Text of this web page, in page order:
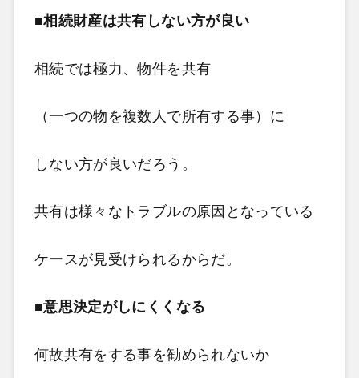
■相続財産は共有しない方が良い
相続では極力、物件を共有
（一つの物を複数人で所有する事）に
しない方が良いだろう。
共有は様々なトラブルの原因となっている
ケースが見受けられるからだ。
■意思決定がしにくくなる
何故共有をする事を勧められないか